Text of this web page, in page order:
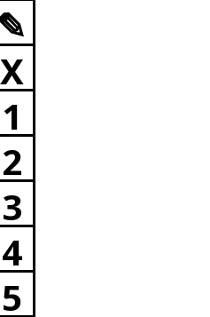
✎
X
1
2
3
4
5